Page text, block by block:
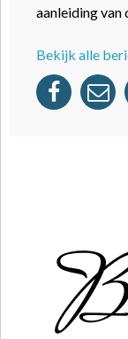
aanleiding van
Bekijk alle